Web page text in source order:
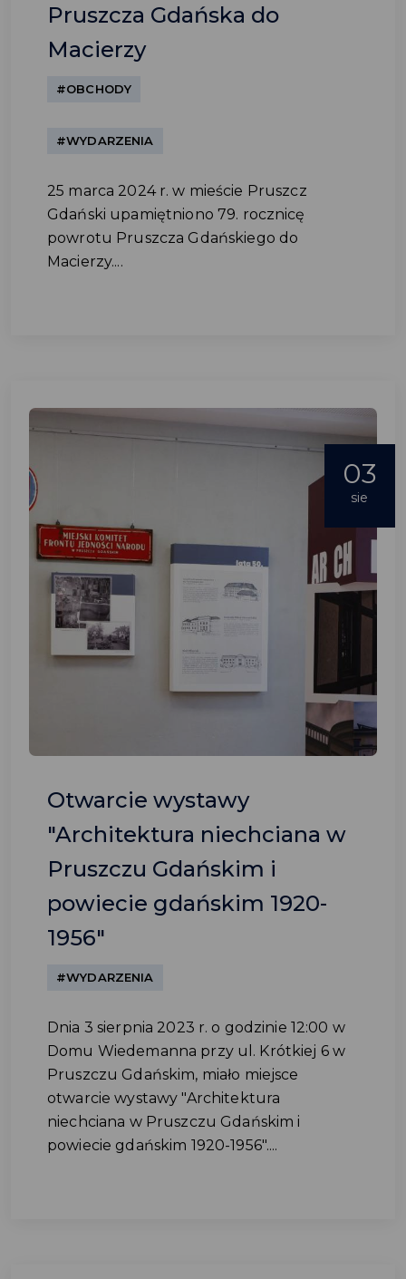
Pruszcza Gdańska do
Macierzy
#OBCHODY
#WYDARZENIA
25 marca 2024 r. w mieście Pruszcz
Gdański upamiętniono 79. rocznicę
powrotu Pruszcza Gdańskiego do
Macierzy....
03
sie
Otwarcie wystawy
"Architektura niechciana w
Pruszczu Gdańskim i
powiecie gdańskim 1920-
1956"
#WYDARZENIA
Dnia 3 sierpnia 2023 r. o godzinie 12:00 w
Domu Wiedemanna przy ul. Krótkiej 6 w
Pruszczu Gdańskim, miało miejsce
otwarcie wystawy "Architektura
niechciana w Pruszczu Gdańskim i
powiecie gdańskim 1920-1956"....